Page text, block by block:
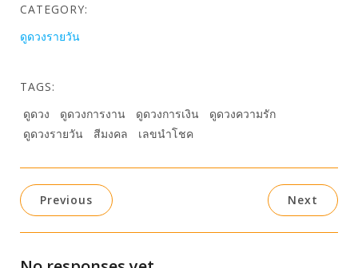
CATEGORY:
ดูดวงรายวัน
TAGS:
ดูดวง
ดูดวงการงาน ดูดวงการเงิน
ดูดวงความรัก
ดูดวงรายวัน
สีมงคล เลขนำโชค
Previous Next